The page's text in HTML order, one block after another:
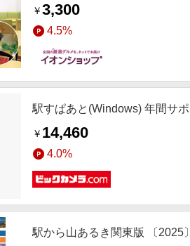
￥3,300
4.5%
駅すぱあと(Windows) 年間サ
￥ 14,460
4.0%
駅から山あるき関東版 〔2025〕